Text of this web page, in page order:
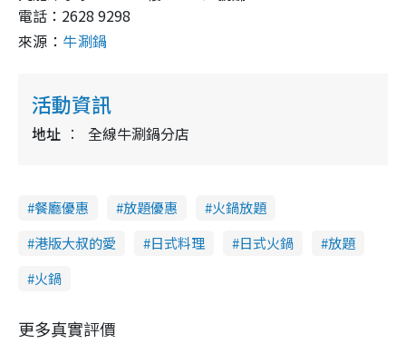
電話：2628 9298
來源： 牛涮鍋
活動資訊
地址 全線牛涮鍋分店
餐廳優惠 放題優惠
火鍋放題
港版大叔的愛
日式料理 日式火鍋
放題
火鍋
更多真實評價